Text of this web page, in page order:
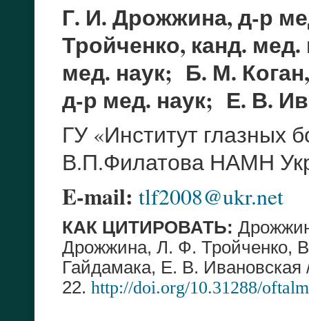
Г. И. Дрожжина, д-р
Тройченко, канд.
мед. наук; Б. М.
д-р мед. наук; Е. В.
ГУ «Институт глазных
В.П.Филатова НАМН
E-mail: tlf2008@ukr.net
КАК ЦИТИРОВАТЬ:
Дрожжина, Л. Ф. Тройченко,
Гайдамака, Е. В.
22. http://doi.org/10.31288/